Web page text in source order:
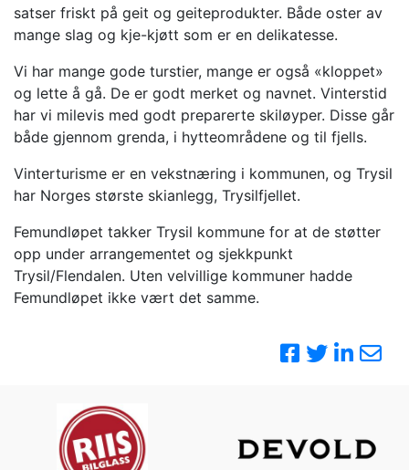
satser friskt på geit og geiteprodukter. Både oster av
mange slag og kje-kjøtt som er en delikatesse.
Vi har mange gode turstier, mange er også «kloppet»
og lette å gå. De er godt merket og navnet. Vinterstid
har vi milevis med godt preparerte skiløyper. Disse går
både gjennom grenda, i hytteområdene og til fjells.
Vinterturisme er en vekstnæring i kommunen, og Trysil
har Norges største skianlegg, Trysilfjellet.
Femundløpet takker Trysil kommune for at de støtter
opp under arrangementet og sjekkpunkt
Trysil/Flendalen. Uten velvillige kommuner hadde
Femundløpet ikke vært det samme.